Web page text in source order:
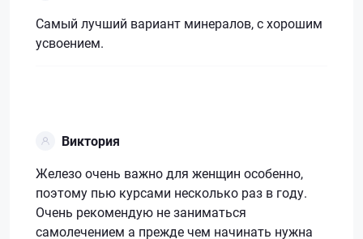
Самый лучший вариант минералов, с хорошим
усвоением.
Виктория
Железо очень важно для женщин особенно,
поэтому пью курсами несколько раз в году.
Очень рекомендую не заниматься
самолечением а прежде чем начинать нужна